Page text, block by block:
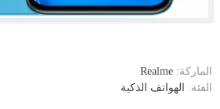
الماركة: Realme
الفئة:
الهواتف الذكية